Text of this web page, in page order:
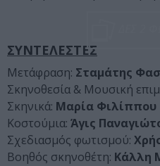
ΣΥΝΤΕΛΕΣΤΕΣ
Μετάφραση: Σταμάτης
Σκηνοθεσία & Μουσική
Σκηνικά: Μαρία Φιλίππου
Κοστούμια: Άγις
Σχεδιασμός φωτισμού:
Βοηθός σκηνοθέτη: Κάλλη